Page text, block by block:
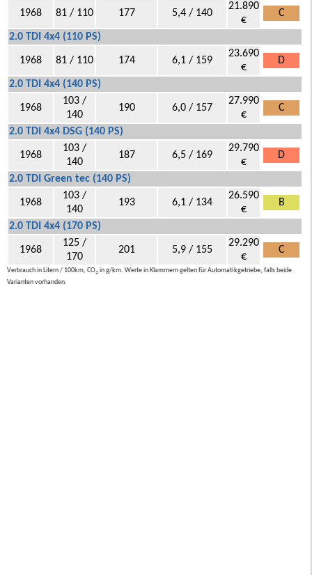
1968 81 / 110 177 5,4 / 140
21.890
€
C
2.0 TDI 4x4 (110 PS)
1968 81 / 110 174 6,1 / 159
23.690
€
D
2.0 TDI 4x4 (140 PS)
1968
103 /
140
190 6,0 / 157
27.990
€
C
2.0 TDI 4x4 DSG (140 PS)
1968
103 /
140
187 6,5 / 169
29.790
€
D
2.0 TDI Green tec (140 PS)
1968
103 /
140
193 6,1 / 134
26.590
€
B
2.0 TDI 4x4 (170 PS)
1968
125 /
170
201 5,9 / 155
29.290
€
C
Verbrauch in Litern / 100km, CO2 in g/km. Werte in Klammern gelten für Automatikgetriebe, falls beide
Varianten vorhanden.